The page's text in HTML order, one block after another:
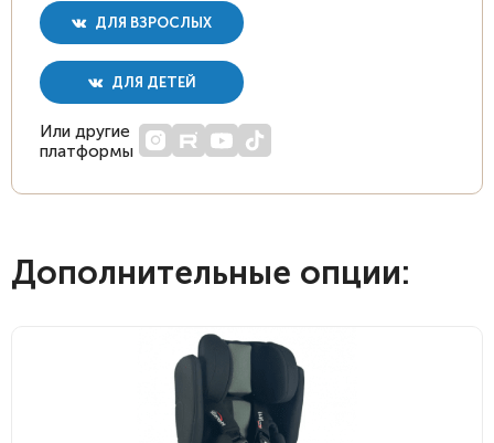
ДЛЯ ВЗРОСЛЫХ
ДЛЯ ДЕТЕЙ
Или другие
платформы
Дополнительные опции: